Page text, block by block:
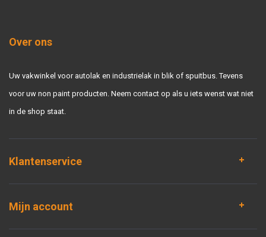
Over ons
Uw vakwinkel voor autolak en industrielak in blik of spuitbus. Tevens
voor uw non paint producten. Neem contact op als u iets wenst wat niet
in de shop staat.
Klantenservice
Mijn account